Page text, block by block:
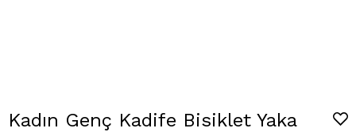
Kadın Genç Kadife Bisiklet Yaka